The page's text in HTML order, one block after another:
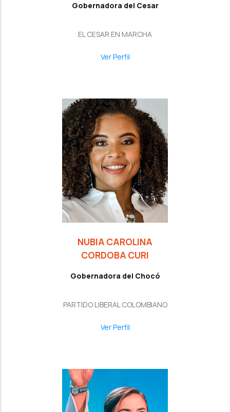
Gobernadora del Cesar
EL CESAR EN MARCHA
Ver Perfil
NUBIA CAROLINA
CORDOBA CURI
Gobernadora del Chocó
PARTIDO LIBERAL COLOMBIANO
Ver Perfil